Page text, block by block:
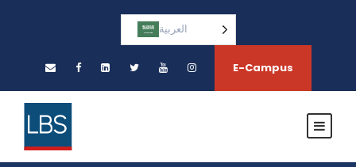
العربية‏
E-Campus